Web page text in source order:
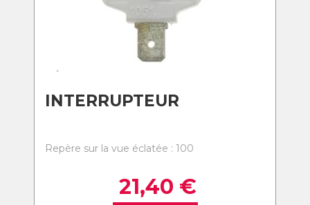
INTERRUPTEUR
Repère sur la vue éclatée : 100
21,40 €